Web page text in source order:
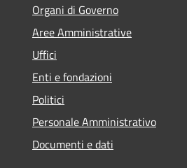
Organi di Governo
Aree Amministrative
Uffici
Enti e fondazioni
Politici
Personale Amministrativo
Documenti e dati